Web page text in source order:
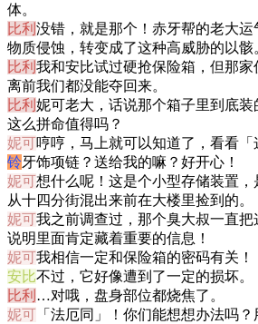
体。
比利 没错，就是那个！赤牙帮的老大
物质侵蚀，转变成了这种高威胁的以骸
比利 我和安比试过硬抢保险箱，但那
离前我们都没能夺回来。
比利 妮可老大，话说那个箱子里到底
这么拼命值得吗？
妮可哼哼，马上就可以知道了，看看「
铃牙饰项链？送给我的嘛？好开心！
妮可想什么呢！这是个小型存储装置
从十四分街混出来前在大楼里捡到的。
妮可我之前调查过，那个臭大叔一直把
说明里面肯定藏着重要的信息！
妮可我相信一定和保险箱的密码有关！
安比不过，它好像遭到了一定的损坏。
比利 …对哦，盘身部位都烧焦了。
妮可 「法厄同」！你们能想想办法吗